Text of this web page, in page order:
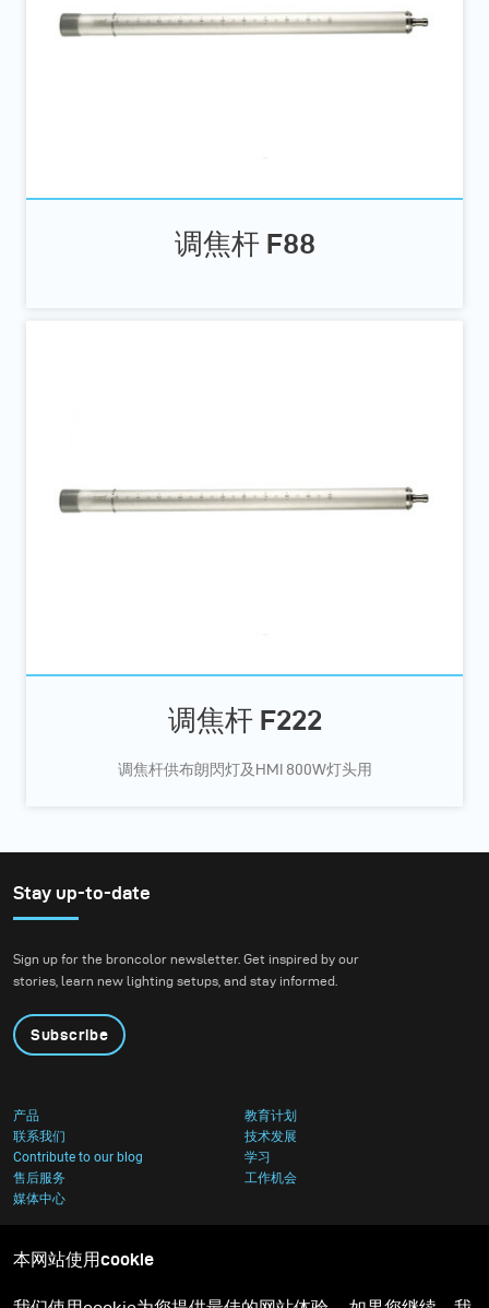
调焦杆 F88
调焦杆 F222
调焦杆供布朗閃灯及HMI 800W灯头用
Stay up-to-date
Sign up for the broncolor newsletter. Get inspired by our
stories, learn new lighting setups, and stay informed.
Subscribe
产品
教育计划
联系我们
技术发展
Contribute to our blog
学习
售后服务
工作机会
媒体中心
本网站使用cookie